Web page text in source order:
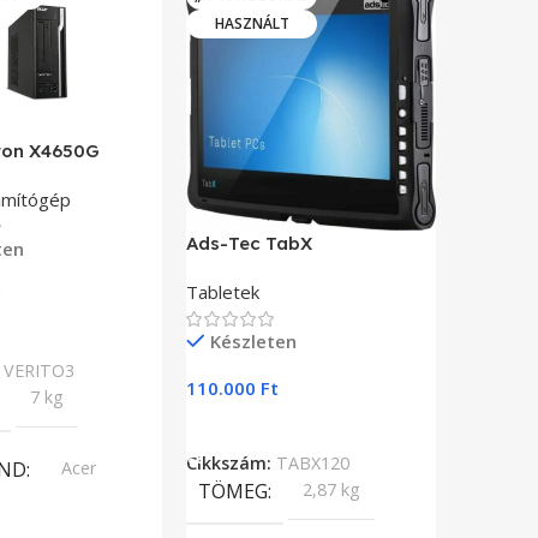
X4650G
VERITO3
7 kg
Acer
HASZNÁLT
Ads-Tec TabX
Tabletek
Készleten
110.000 Ft
Cikkszám: TABX120
TÖMEG 2,87 kg